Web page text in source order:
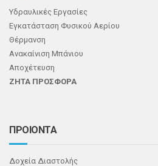
Υδραυλικές Εργασίες
Εγκατάσταση Φυσικού Αερίου
Θέρμανση
Ανακαίνιση Μπάνιου
Αποχέτευση
ΖΗΤΑ ΠΡΟΣΦΟΡΑ
ΠΡΟΙΟΝΤΑ
Δοχεία Διαστολής